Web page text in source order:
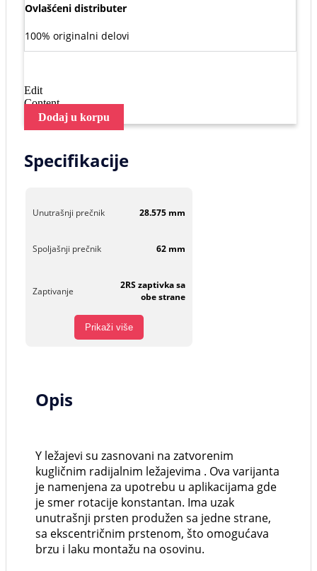
Ovlašćeni distributer
100% originalni delovi
Edit
Content
Dodaj u korpu
Specifikacije
Unutrašnji prečnik 28.575 mm
Spoljašnji prečnik 62 mm
Zaptivanje
2RS zaptivka sa
obe strane
Prikaži više
Opis
Y ležajevi su zasnovani na zatvorenim
kugličnim radijalnim ležajevima . Ova varijanta
je namenjena za upotrebu u aplikacijama gde
je smer rotacije konstantan. Ima uzak
unutrašnji prsten produžen sa jedne strane,
sa ekscentričnim prstenom, što omogućava
brzu i laku montažu na osovinu.